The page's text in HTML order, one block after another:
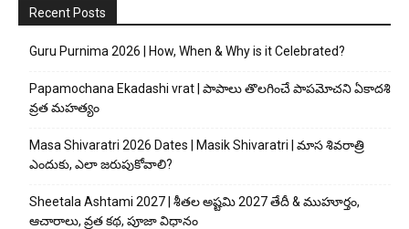
Recent Posts
Guru Purnima 2026 | How, When & Why is it Celebrated?
Papamochana Ekadashi vrat | పాపాలు తొలగించే పాపమోచని ఏకాదశి
వ్రత మహత్యం
Masa Shivaratri 2026 Dates | Masik Shivaratri | మాస శివరాత్రి
ఎందుకు, ఎలా జరుపుకోవాలి?
Sheetala Ashtami 2027 | శీతల అష్టమి 2027 తేదీ & ముహూర్తం,
ఆచారాలు, వ్రత కథ, పూజా విధానం